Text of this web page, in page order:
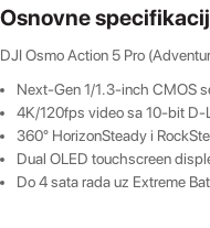
Osnovne
DJI Osmo Action 5 Pro
Next-Gen 1/1.3-inch CMOS
4K/120fps video sa 10-bit D-
360° HorizonSteady i
Dual OLED touchscreen
Do 4 sata rada uz Extreme